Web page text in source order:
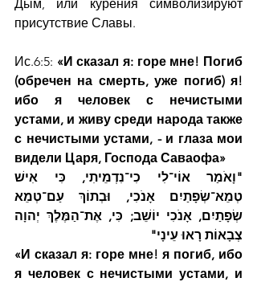
Дым, или курения символизируют
присутствие Славы.
Ис.6:5: «И сказал я: горе мне! Погиб
(обречен на смерть, уже погиб) я!
ибо я человек с нечистыми
устами, и живу среди народа также
с нечистыми устами, - и глаза мои
видели Царя, Господа Саваофа»
צְבָאוֹת רָאוּ עֵינָי"
«И сказал я: горе мне! я погиб, ибо
я человек с нечистыми устами, и